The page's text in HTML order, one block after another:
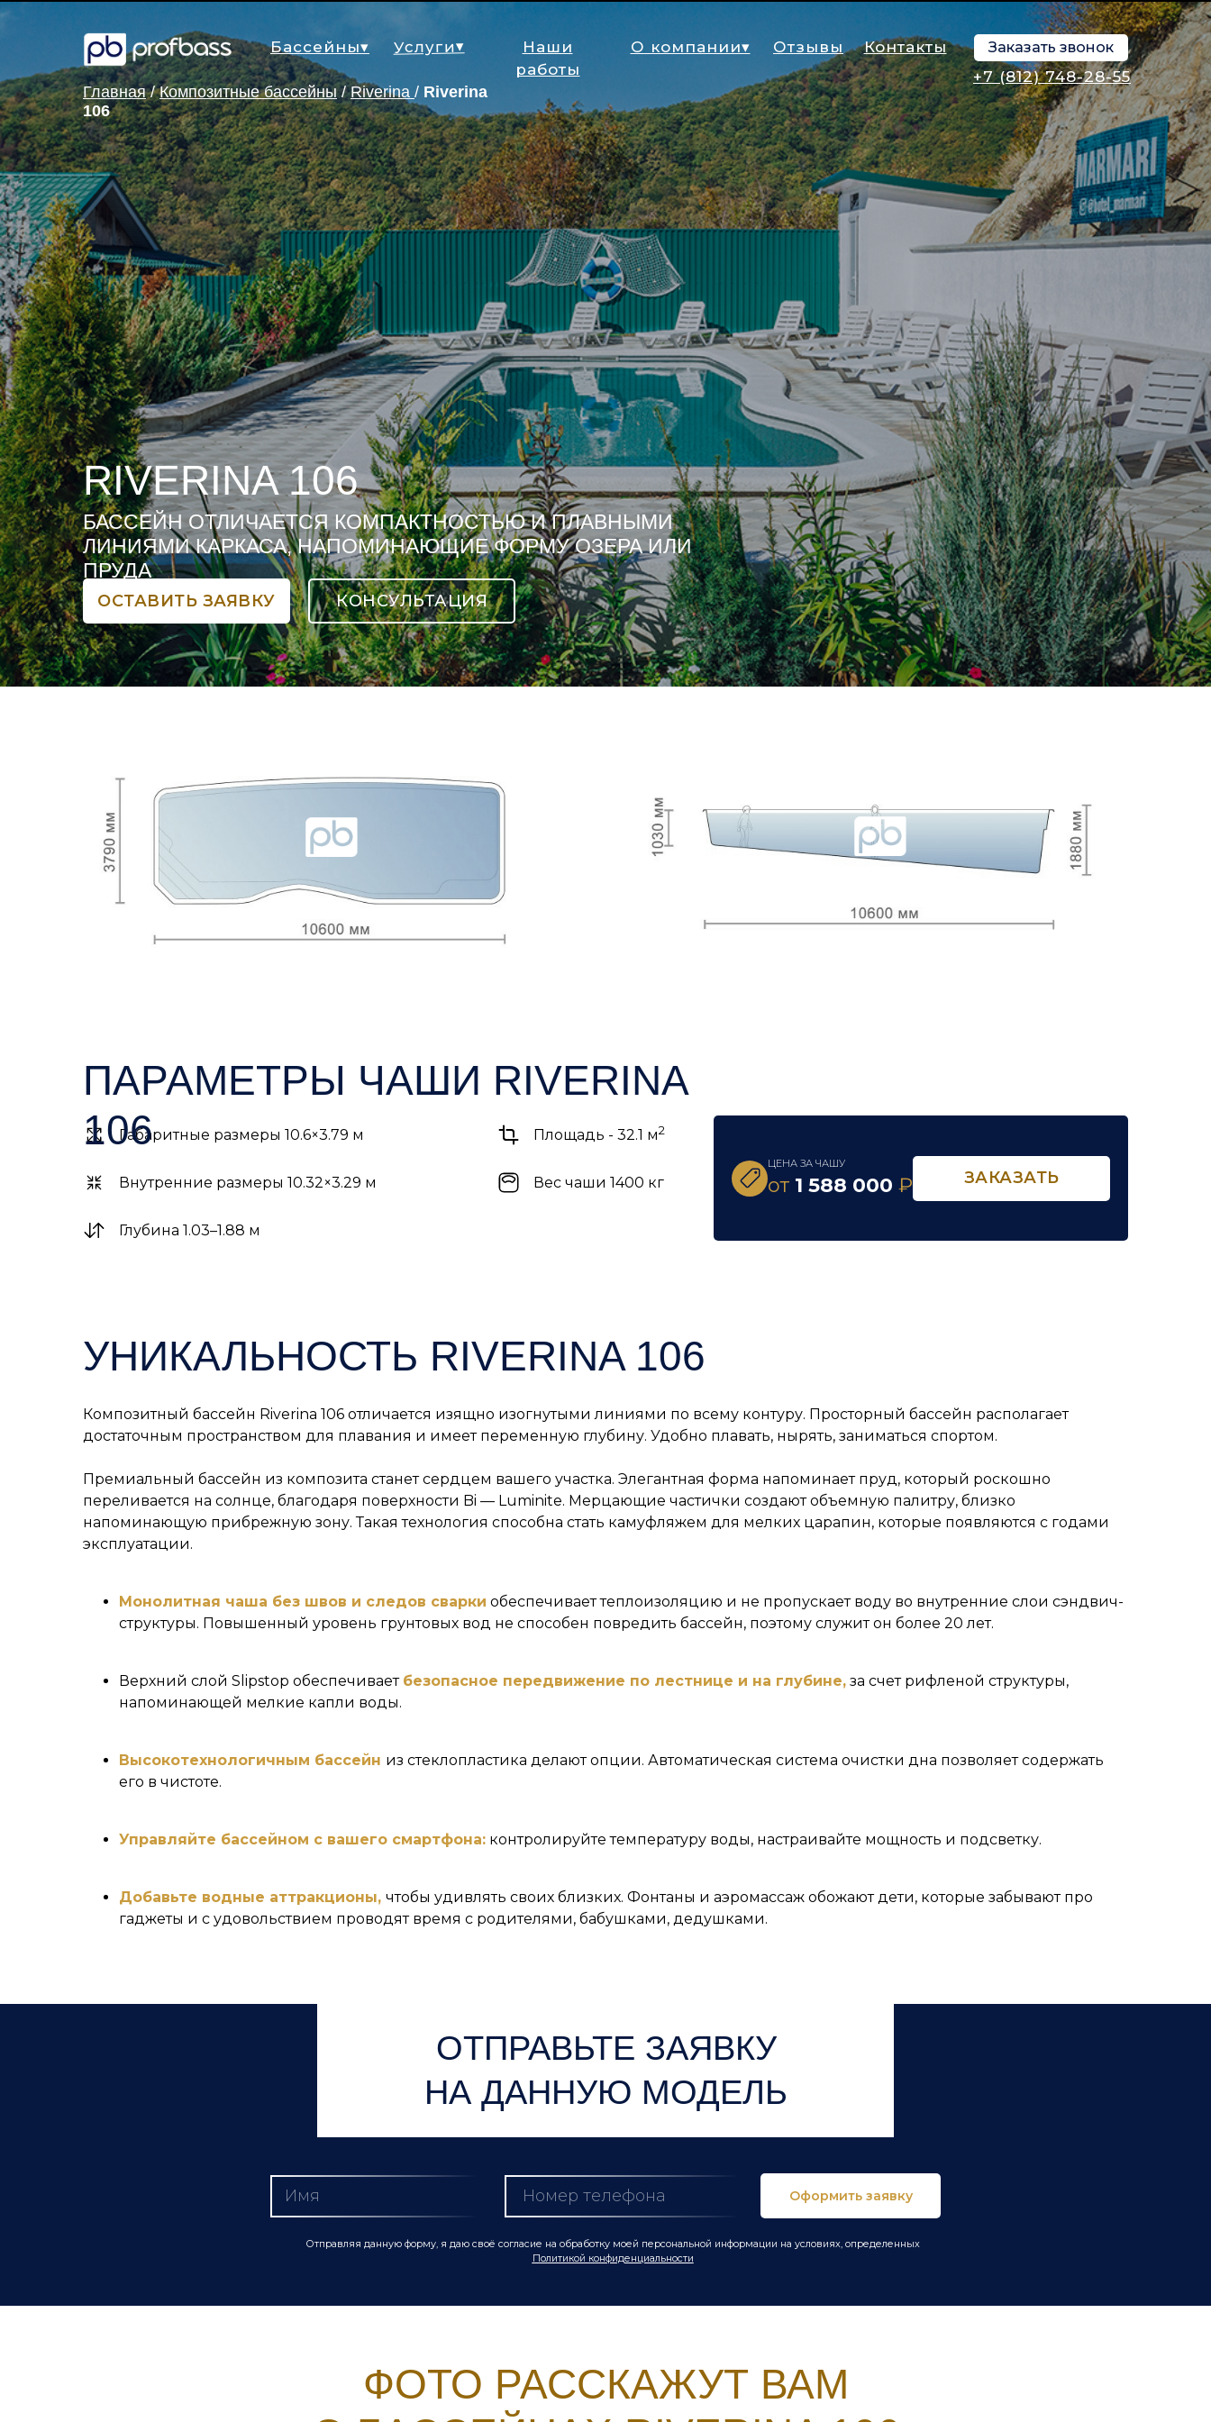
Услуги▾
Бассейны▾
Наши
работы
Контакты
О компании▾ Заказать звонок
+7 (812) 748-28-55
Отзывы
ОСТАВИТЬ ЗАЯВКУ
RIVERINA 106
БАССЕЙН ОТЛИЧАЕТСЯ КОМПАКТНОСТЬЮ И ПЛАВНЫМИ
ЛИНИЯМИ КАРКАСА, НАПОМИНАЮЩИЕ ФОРМУ ОЗЕРА ИЛИ
ПРУДА
КОНСУЛЬТАЦИЯ
Главная/Композитные бассейны/Riverina / Riverina
106
Глубина 1.03–1.88 м
Вес чаши 1400 кг
Внутренние размеры 10.32×3.29 м
ЦЕНА ЗА ЧАШУ
от 1 588 000 ₽ ЗАКАЗАТЬ
Площадь - 32.1 м2
Габаритные размеры 10.6×3.79 м
ПАРАМЕТРЫ ЧАШИ RIVERINA
106
УНИКАЛЬНОСТЬ RIVERINA 106
Композитный бассейн Riverina 106 отличается изящно изогнутыми линиями по всему контуру. Просторный бассейн располагает
достаточным пространством для плавания и имеет переменную глубину. Удобно плавать, нырять, заниматься спортом.
Премиальный бассейн из композита станет сердцем вашего участка. Элегантная форма напоминает пруд, который роскошно
переливается на солнце, благодаря поверхности Bi — Luminite. Мерцающие частички создают объемную палитру, близко
напоминающую прибрежную зону. Такая технология способна стать камуфляжем для мелких царапин, которые появляются с годами
эксплуатации.
Монолитная чаша без швов и следов сварки обеспечивает теплоизоляцию и не пропускает воду во внутренние слои сэндвич-
структуры. Повышенный уровень грунтовых вод не способен повредить бассейн, поэтому служит он более 20 лет.
Верхний слой Slipstop обеспечивает безопасное передвижение по лестнице и на глубине, за счет рифленой структуры,
напоминающей мелкие капли воды.
Высокотехнологичным бассейн из стеклопластика делают опции. Автоматическая система очистки дна позволяет содержать
его в чистоте.
Управляйте бассейном с вашего смартфона: контролируйте температуру воды, настраивайте мощность и подсветку.
Добавьте водные аттракционы, чтобы удивлять своих близких. Фонтаны и аэромассаж обожают дети, которые забывают про
гаджеты и с удовольствием проводят время с родителями, бабушками, дедушками.
ОТПРАВЬТЕ ЗАЯВКУ
НА ДАННУЮ МОДЕЛЬ
Оформить заявку
Отправляя данную форму, я даю своё согласие на обработку моей персональной информации на условиях, определенных
Политикой конфиденциальности
ФОТО РАССКАЖУТ ВАМ